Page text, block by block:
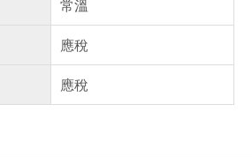
常溫
應稅
應稅